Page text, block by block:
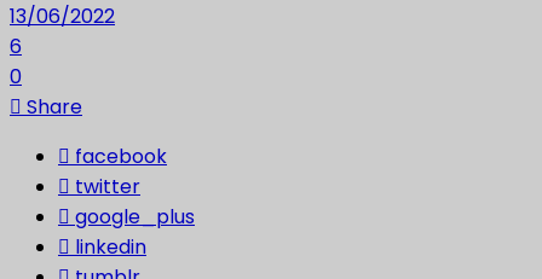
13/06/2022
6
0
Share
facebook
twitter
google_plus
linkedin